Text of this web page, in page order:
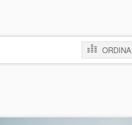
ORDINA
per novità